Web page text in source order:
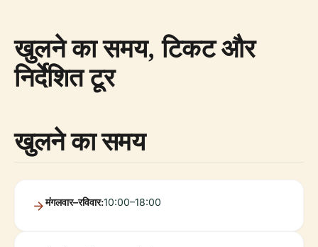
खुलने का समय, टिकट और
निर्देशित टूर
खुलने का समय
मंगलवार–रविवार:10:00–18:00